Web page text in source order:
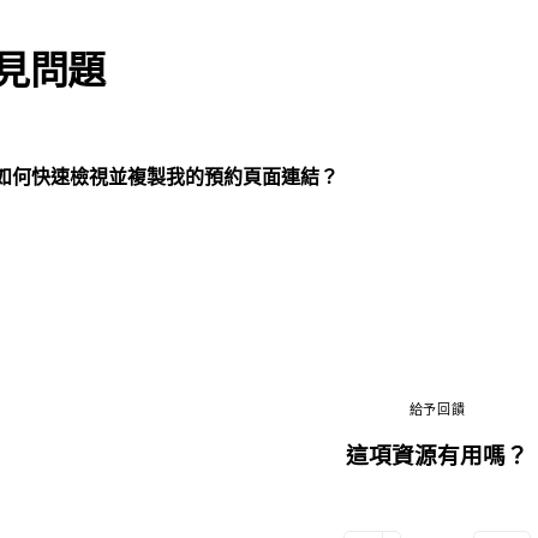
問題
何快速檢視並複製我的預約頁面連結？
給予回饋
這項資源有用嗎？